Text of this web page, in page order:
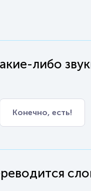
либо
Конечно, есть!